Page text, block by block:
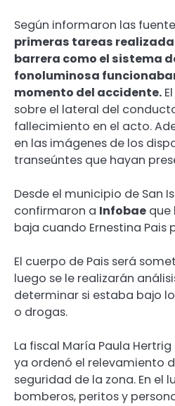
Según informaron las
primeras tareas
barrera como el sistema
fonoluminosa
momento del accidente.
sobre el lateral del
fallecimiento en el acto.
en las imágenes de los
transeúntes que hayan
Desde el municipio de San
confirmaron a Infobae que
baja cuando Ernestina Pais
El cuerpo de Pais será
luego se le realizarán
determinar si estaba bajo
o drogas.
La fiscal María Paula
ya ordenó el relevamiento
seguridad de la zona. En el
bomberos, peritos y